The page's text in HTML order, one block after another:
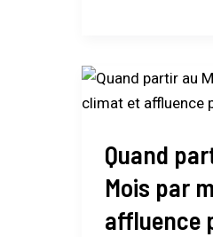
Quand
Mois par
affluence
Quand
partir
Mexique
?
Mois
par